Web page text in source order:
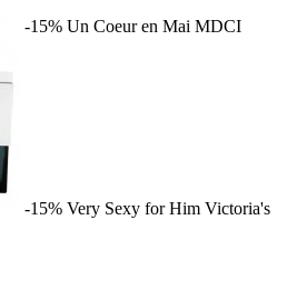
-15% Un Coeur en Mai MDCI
-15% Very Sexy for Him Victoria's